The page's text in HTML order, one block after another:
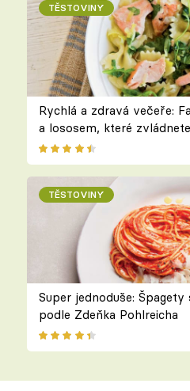
TĚSTOVINY
Rychlá a zdravá večeře:
a lososem, které
TĚSTOVINY
Super jednoduše:
podle Zdeňka Pohlreicha